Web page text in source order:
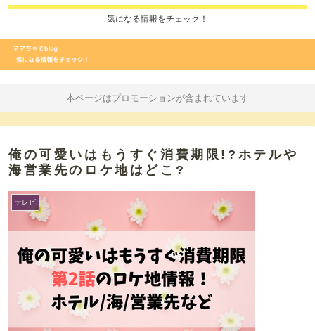
気になる情報をチェック！
本ページはプロモーションが含まれています
俺の可愛いはもうすぐ消費期限!?ホテルや
海営業先のロケ地はどこ?
テレビ